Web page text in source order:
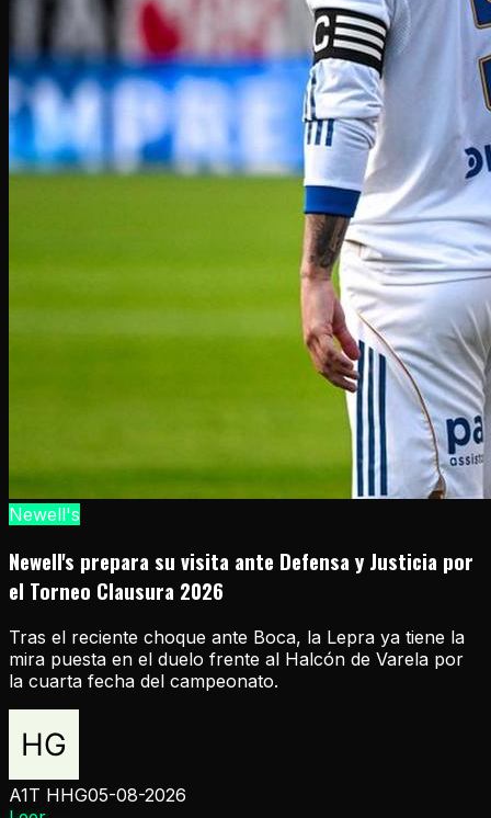
Newell's
Newell's prepara su visita ante Defensa y Justicia por
el Torneo Clausura 2026
Tras el reciente choque ante Boca, la Lepra ya tiene la
mira puesta en el duelo frente al Halcón de Varela por
la cuarta fecha del campeonato.
A1T HHG05-08-2026